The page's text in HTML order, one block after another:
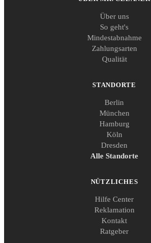
Über uns
So geht's
Mindestabnahme
Zahlungsarten
Qualität
STANDORTE
Berlin
München
Hamburg
Köln
Dresden
Alle Standorte
NÜTZLICHES
Hilfe Center
Reklamation
Kontakt
Ratgeber